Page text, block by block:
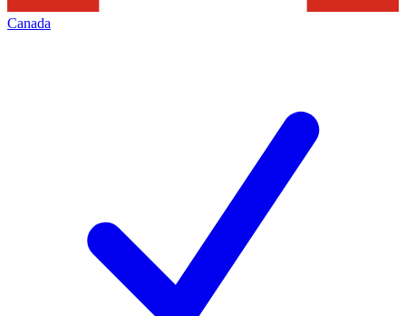
Canada